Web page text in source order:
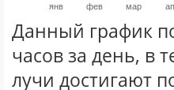
янв фев мар
Данный график
часов за день, в
лучи достигают